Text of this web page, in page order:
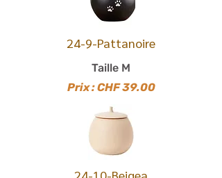
24-9-Pattanoire
Taille M
Prix : CHF 39.00